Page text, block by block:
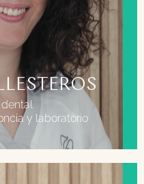
y laboratorio
bucodental.
patológica.